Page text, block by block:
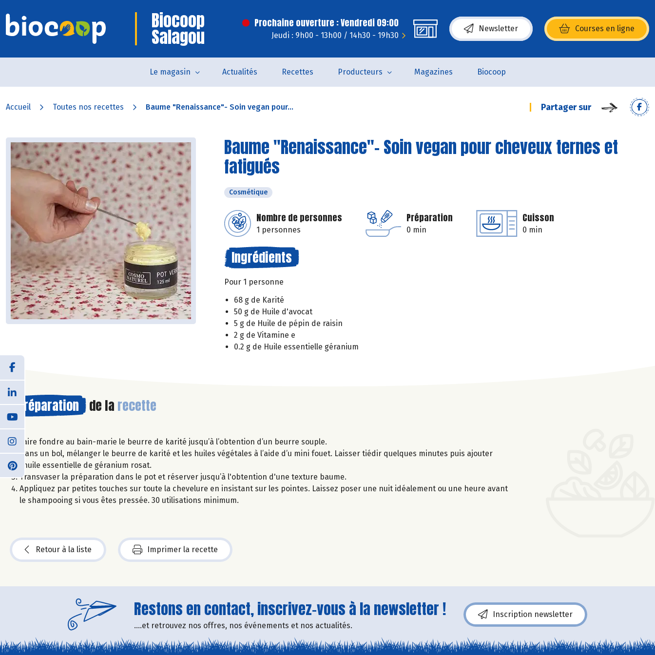
Biocoop
Salagou
Prochaine ouverture : Vendredi 09:00
Jeudi : 9h00 - 13h00 / 14h30 - 19h30
Newsletter Courses en ligne
(s’ouvre dans une nouvelle fenêtre)
Le magasin Actualités Recettes Producteurs Magazines Biocoop
Accueil Toutes nos recettes Baume "Renaissance"- Soin vegan pour... Partager sur
Baume "Renaissance"- Soin vegan pour cheveux ternes et
fatigués
Cosmétique
Nombre de personnes
1 personnes
Préparation
0 min
Cuisson
0 min
Ingrédients
Pour 1 personne
68 g de Karité
50 g de Huile d'avocat
5 g de Huile de pépin de raisin
2 g de Vitamine e
0.2 g de Huile essentielle géranium
Préparation de la recette
Faire fondre au bain-marie le beurre de karité jusqu’à l’obtention d’un beurre souple.
Dans un bol, mélanger le beurre de karité et les huiles végétales à l’aide d’u mini fouet. Laisser tiédir quelques minutes puis ajouter
l’huile essentielle de géranium rosat.
Transvaser la préparation dans le pot et réserver jusqu’à l'obtention d'une texture baume.
Appliquez par petites touches sur toute la chevelure en insistant sur les pointes. Laissez poser une nuit idéalement ou une heure avant
le shampooing si vous êtes pressée. 30 utilisations minimum.
Retour à la liste Imprimer la recette
Restons en contact, inscrivez-vous à la newsletter !
....et retrouvez nos offres, nos événements et nos actualités.
Inscription newsletter